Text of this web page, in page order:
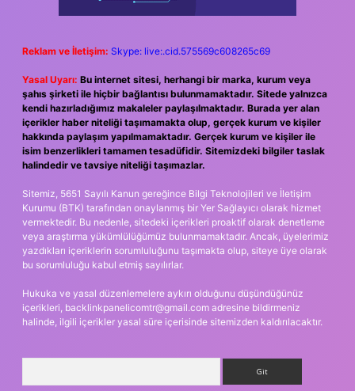
Reklam ve İletişim: Skype: live:.cid.575569c608265c69
Yasal Uyarı: Bu internet sitesi, herhangi bir marka, kurum veya
şahıs şirketi ile hiçbir bağlantısı bulunmamaktadır. Sitede yalnızca
kendi hazırladığımız makaleler paylaşılmaktadır. Burada yer alan
içerikler haber niteliği taşımamakta olup, gerçek kurum ve kişiler
hakkında paylaşım yapılmamaktadır. Gerçek kurum ve kişiler ile
isim benzerlikleri tamamen tesadüfidir. Sitemizdeki bilgiler taslak
halindedir ve tavsiye niteliği taşımazlar.
Sitemiz, 5651 Sayılı Kanun gereğince Bilgi Teknolojileri ve İletişim
Kurumu (BTK) tarafından onaylanmış bir Yer Sağlayıcı olarak hizmet
vermektedir. Bu nedenle, sitedeki içerikleri proaktif olarak denetleme
veya araştırma yükümlülüğümüz bulunmamaktadır. Ancak, üyelerimiz
yazdıkları içeriklerin sorumluluğunu taşımakta olup, siteye üye olarak
bu sorumluluğu kabul etmiş sayılırlar.
Hukuka ve yasal düzenlemelere aykırı olduğunu düşündüğünüz
içerikleri, backlinkpanelicomtr@gmail.com adresine bildirmeniz
halinde, ilgili içerikler yasal süre içerisinde sitemizden kaldırılacaktır.